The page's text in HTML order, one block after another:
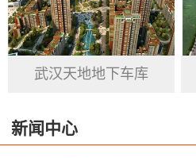
人民生命及财
基石。
武汉天地地下车库
新闻中心